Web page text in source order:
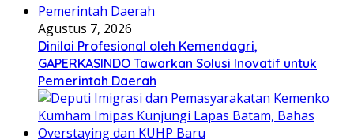
Agustus 7, 2026
Dinilai Profesional oleh Kemendagri,
GAPERKASINDO Tawarkan Solusi Inovatif untuk
Pemerintah Daerah